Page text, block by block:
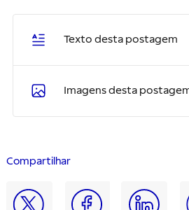
Compartilhar
Texto desta postagem
Imagens desta